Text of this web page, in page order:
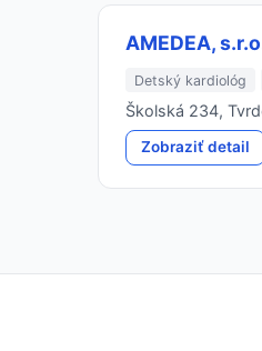
AMEDEA,
Detský kardiológ
Školská 234,
Zobraziť detail